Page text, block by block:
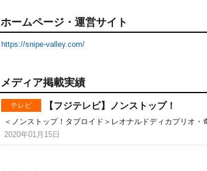
ホームページ・運営サイト
https://snipe-valley.com/
メディア掲載実績
テレビ 【フジテレビ】ノンストップ！
＜ノンストップ！タブロイド＞レオナルドディカプリオ・
2020年01月15日